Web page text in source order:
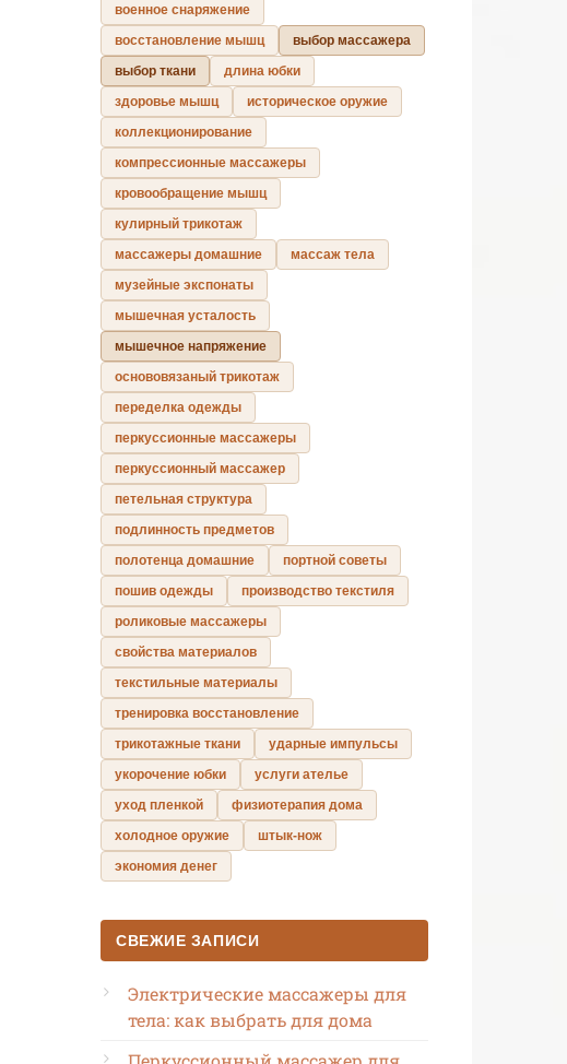
военное снаряжение
восстановление мышц
выбор массажера
выбор ткани
длина юбки
здоровье мышц
историческое оружие
коллекционирование
компрессионные массажеры
кровообращение мышц
кулирный трикотаж
массажеры домашние
массаж тела
музейные экспонаты
мышечная усталость
мышечное напряжение
основовязаный трикотаж
переделка одежды
перкуссионные массажеры
перкуссионный массажер
петельная структура
подлинность предметов
полотенца домашние
портной советы
пошив одежды
производство текстиля
роликовые массажеры
свойства материалов
текстильные материалы
тренировка восстановление
трикотажные ткани
ударные импульсы
укорочение юбки
услуги ателье
уход пленкой
физиотерапия дома
холодное оружие
штык-нож
экономия денег
СВЕЖИЕ ЗАПИСИ
Электрические массажеры для
тела: как выбрать для дома